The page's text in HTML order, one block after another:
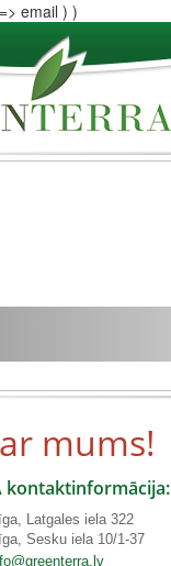
email ) )
mums!
kontaktinformācija:
Latgales iela 322
Sesku iela 10/1-37